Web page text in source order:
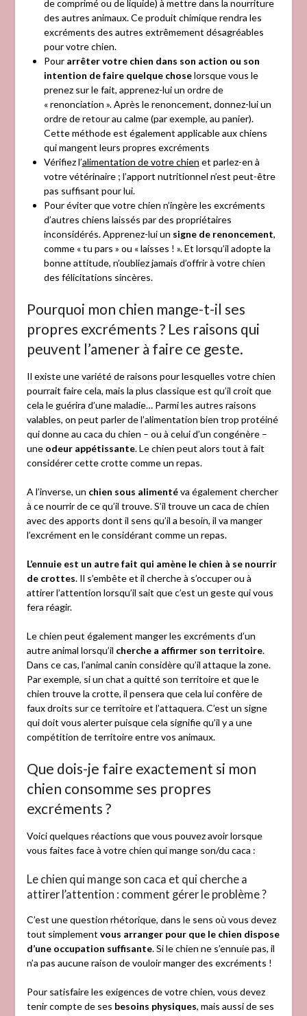
de comprimé ou de liquide) à mettre dans la nourriture
des autres animaux. Ce produit chimique rendra les
excréments des autres extrêmement désagréables
pour votre chien.
Pour arrêter votre chien dans son action ou son
intention de faire quelque choselorsque vous le
prenez sur le fait, apprenez-lui un ordre de
« renonciation ». Après le renoncement, donnez-lui un
ordre de retour au calme (par exemple, au panier).
Cette méthode est également applicable aux chiens
qui mangent leurs propres excréments
Vérifiez l’alimentation de votre chien et parlez-en à
votre vétérinaire ; l’apport nutritionnel n’est peut-être
pas suffisant pour lui.
Pour éviter que votre chien n’ingère les excréments
d’autres chiens laissés par des propriétaires
inconsidérés. Apprenez-lui un signe de renoncement,
comme « tu pars » ou « laisses ! ». Et lorsqu’il adopte la
bonne attitude, n’oubliez jamais d’offrir à votre chien
des félicitations sincères.
Pourquoi mon chien mange-t-il ses
propres excréments ? Les raisons qui
peuvent l’amener à faire ce geste.
Il existe une variété de raisons pour lesquelles votre chien
pourrait faire cela, mais la plus classique est qu’il croit que
cela le guérira d’une maladie… Parmi les autres raisons
valables, on peut parler de l’alimentation bien trop protéiné
qui donne au caca du chien – ou à celui d’un congénère –
une odeur appétissante. Le chien peut alors tout à fait
considérer cette crotte comme un repas.
A l’inverse, un chien sous alimentéva également chercher
à ce nourrir de ce qu’il trouve. S’il trouve un caca de chien
avec des apports dont il sens qu’il a besoin, il va manger
l’excrément en le considérant comme un repas.
L’ennuie est un autre fait qui amène le chien à se nourrir
de crottes. Il s’embête et il cherche à s’occuper ou à
attirer l’attention lorsqu’il sait que c’est un geste qui vous
fera réagir.
Le chien peut également manger les excréments d’un
autre animal lorsqu’il cherche a affirmer son territoire.
Dans ce cas, l’animal canin considère qu’il attaque la zone.
Par exemple, si un chat a quitté son territoire et que le
chien trouve la crotte, il pensera que cela lui confère de
faux droits sur ce territoire et l’attaquera. C’est un signe
qui doit vous alerter puisque cela signifie qu’il y a une
compétition de territoire entre vos animaux.
Que dois-je faire exactement si mon
chien consomme ses propres
excréments ?
Voici quelques réactions que vous pouvez avoir lorsque
vous faites face à votre chien qui mange son/du caca :
Le chien qui mange son caca et qui cherche a
attirer l’attention : comment gérer le problème ?
C’est une question rhétorique, dans le sens où vous devez
tout simplement vous arranger pour que le chien dispose
d’une occupation suffisante. Si le chien ne s’ennuie pas, il
n’a pas aucune raison de vouloir manger des excréments !
Pour satisfaire les exigences de votre chien, vous devez
tenir compte de ses besoins physiques, mais aussi de ses